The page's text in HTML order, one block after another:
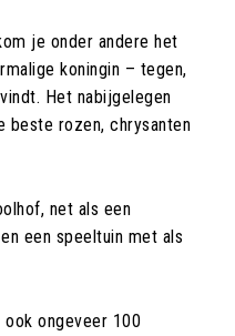
je onder andere het
koningin – tegen,
Het nabijgelegen
beste rozen, chrysanten
net als een
een speeltuin met als
ongeveer 100